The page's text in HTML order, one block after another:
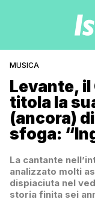
MUSICA
Levante, il
titola la
(ancora)
sfoga:
La cantante
analizzato molti
dispiaciuta nel
storia finita sei